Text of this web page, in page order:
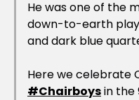
He was one of the
down-to-earth
and dark blue
Here we celebrate
#Chairboysin the